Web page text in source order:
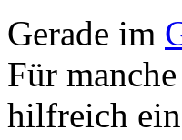
Gerade im
Für
hilfreich